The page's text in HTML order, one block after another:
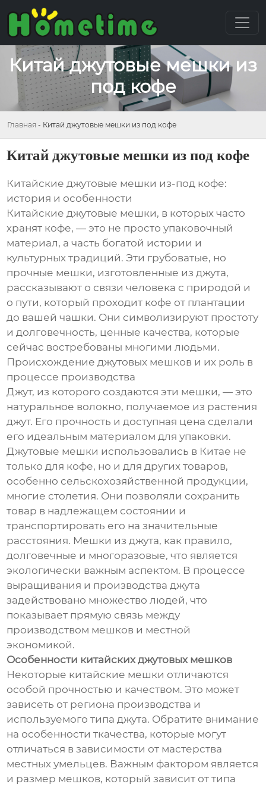
Китай джутовые мешки из
под кофе
Главная - Китай джутовые мешки из под кофе
Китай джутовые мешки из под кофе
Китайские джутовые мешки из-под кофе:
история и особенности
Китайские джутовые мешки, в которых часто
хранят кофе, — это не просто упаковочный
материал, а часть богатой истории и
культурных традиций. Эти грубоватые, но
прочные мешки, изготовленные из джута,
рассказывают о связи человека с природой и
о пути, который проходит кофе от плантации
до вашей чашки. Они символизируют простоту
и долговечность, ценные качества, которые
сейчас востребованы многими людьми.
Происхождение джутовых мешков и их роль в
процессе производства
Джут, из которого создаются эти мешки, — это
натуральное волокно, получаемое из растения
джут. Его прочность и доступная цена сделали
его идеальным материалом для упаковки.
Джутовые мешки использовались в Китае не
только для кофе, но и для других товаров,
особенно сельскохозяйственной продукции,
многие столетия. Они позволяли сохранить
товар в надлежащем состоянии и
транспортировать его на значительные
расстояния. Мешки из джута, как правило,
долговечные и многоразовые, что является
экологически важным аспектом. В процессе
выращивания и производства джута
задействовано множество людей, что
показывает прямую связь между
производством мешков и местной
экономикой.
Особенности китайских джутовых мешков
Некоторые китайские мешки отличаются
особой прочностью и качеством. Это может
зависеть от региона производства и
используемого типа джута. Обратите внимание
на особенности ткачества, которые могут
отличаться в зависимости от мастерства
местных умельцев. Важным фактором является
и размер мешков, который зависит от типа